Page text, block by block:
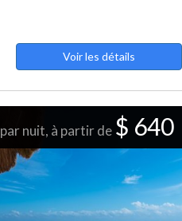
Voir les détails
par nuit, à partir de $ 640